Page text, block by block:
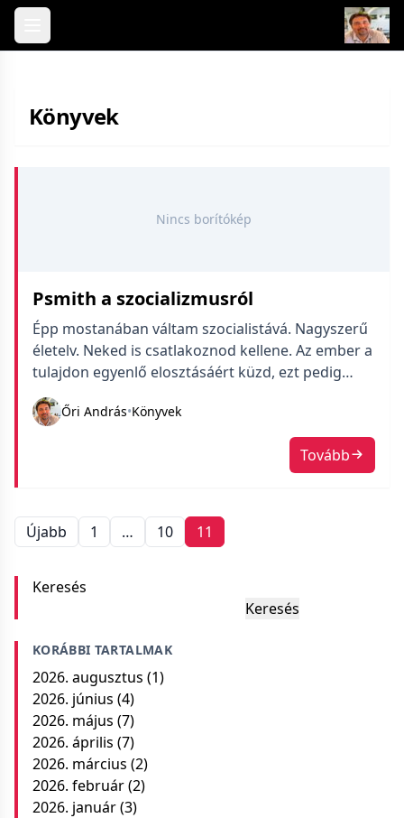
Skip to content
Könyvek
Nincs borítókép
Psmith a szocializmusról
Épp mostanában váltam szocialistává. Nagyszerű
életelv. Neked is csatlakoznod kellene. Az ember a
tulajdon egyenlő elosztásáért küzd, ezt pedig
azzal kezdi, hogy begyűjt mindent, ami a keze
ügyébe kerül, és jól ráül. (P. G. Wodehouse – Mike
Őri András•Könyvek
Tovább
Bejegyzések
navigációja
Újabb 1 … 10 11
Keresés
Keresés
KORÁBBI TARTALMAK
2026. augusztus (1)
2026. június (4)
2026. május (7)
2026. április (7)
2026. március (2)
2026. február(2)
2026. január(3)